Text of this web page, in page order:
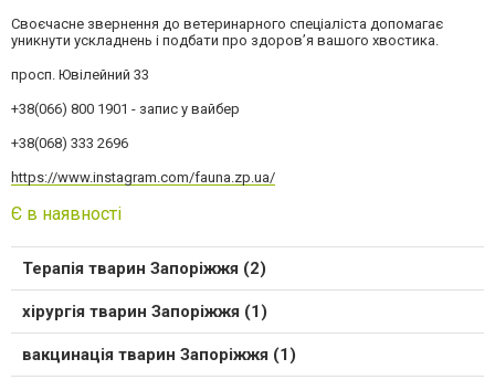
Своєчасне звернення до ветеринарного спеціаліста допомагає
уникнути ускладнень і подбати про здоров’я вашого хвостика.
просп. Ювілейний 33
+38(066) 800 1901 - запис у вайбер
+38(068) 333 2696
https://www.instagram.com/fauna.zp.ua/
Є в наявності
Терапія тварин Запоріжжя (2)
хірургія тварин Запоріжжя (1)
вакцинація тварин Запоріжжя (1)